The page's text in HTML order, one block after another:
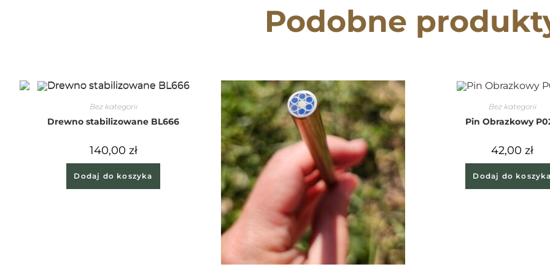
Podobne
Bez kategorii
Drewno stabilizowane BL666
140,00 zł
Dodaj do koszyka
Bez kategorii
Pin Obrazkowy
42,00 zł
Dodaj do